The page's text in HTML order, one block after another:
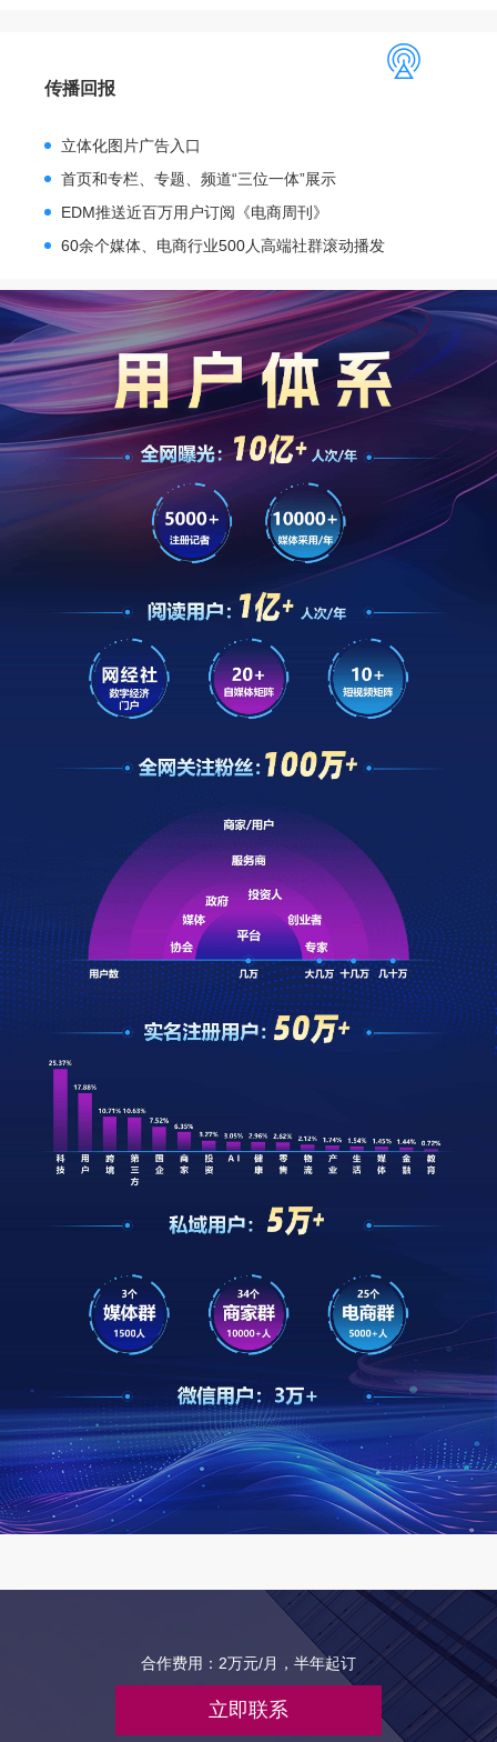
传播回报
立体化图片广告入口
首页和专栏、专题、频道“三位一体”展示
EDM推送近百万用户订阅《电商周刊》
60余个媒体、电商行业500人高端社群滚动播发
合作费用：2万元/月，半年起订
立即联系